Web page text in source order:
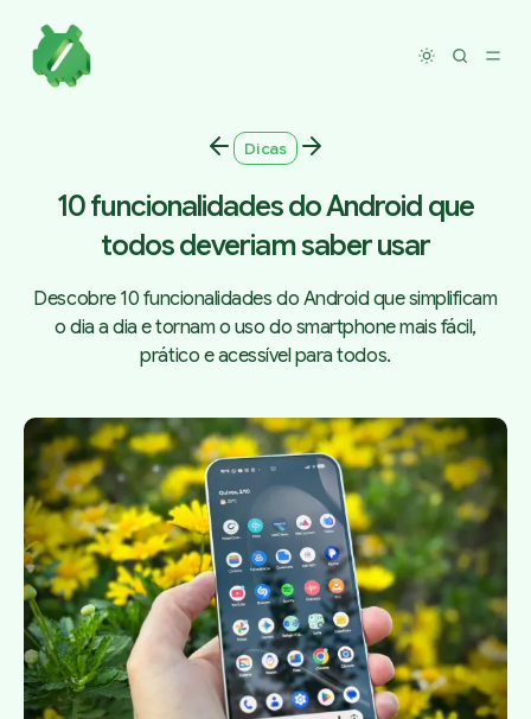
Toggle
Dicas
10 funcionalidades do Android que
todos deveriam saber usar
Descobre 10 funcionalidades do Android que simplificam
o dia a dia e tornam o uso do smartphone mais fácil,
prático e acessível para todos.